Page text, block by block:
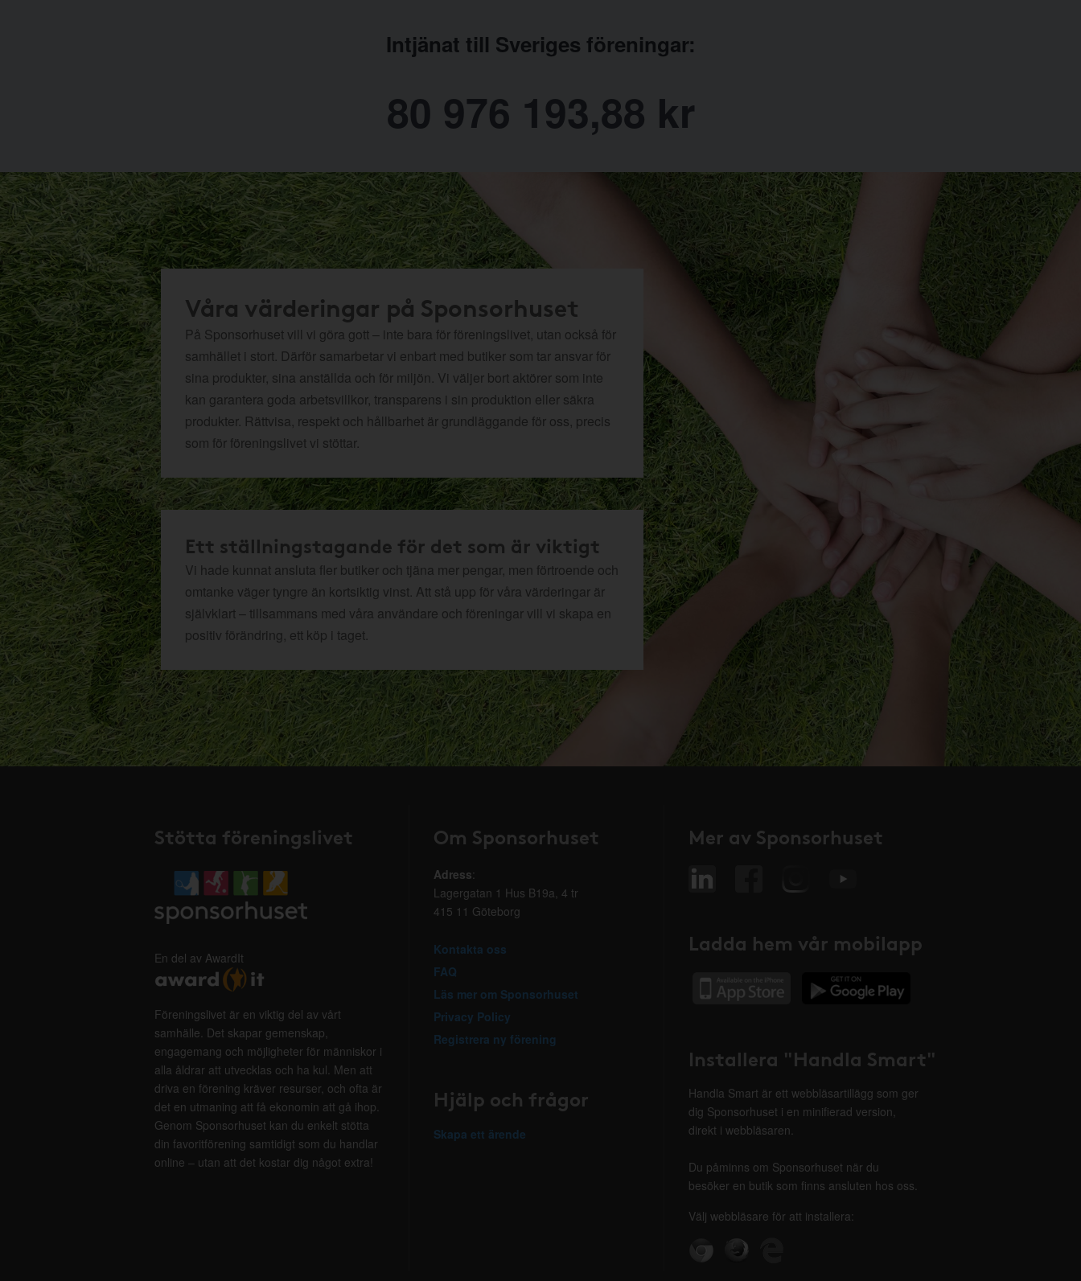
Intjänat till Sveriges föreningar:
80 976 193,88 kr
Våra värderingar på Sponsorhuset
På Sponsorhuset vill vi göra gott – inte bara för föreningslivet, utan också för
samhället i stort. Därför samarbetar vi enbart med butiker som tar ansvar för
sina produkter, sina anställda och för miljön. Vi väljer bort aktörer som inte
kan garantera goda arbetsvillkor, transparens i sin produktion eller säkra
produkter. Rättvisa, respekt och hållbarhet är grundläggande för oss, precis
som för föreningslivet vi stöttar.
Ett ställningstagande för det som är viktigt
Vi hade kunnat ansluta fler butiker och tjäna mer pengar, men förtroende och
omtanke väger tyngre än kortsiktig vinst. Att stå upp för våra värderingar är
självklart – tillsammans med våra användare och föreningar vill vi skapa en
positiv förändring, ett köp i taget.
Stötta föreningslivet
En del av AwardIt
Föreningslivet är en viktig del av vårt
samhälle. Det skapar gemenskap,
engagemang och möjligheter för människor i
alla åldrar att utvecklas och ha kul. Men att
driva en förening kräver resurser, och ofta är
det en utmaning att få ekonomin att gå ihop.
Genom Sponsorhuset kan du enkelt stötta
din favoritförening samtidigt som du handlar
online – utan att det kostar dig något extra!
Om Sponsorhuset
Adress:
Lagergatan 1 Hus B19a, 4 tr
415 11 Göteborg
Kontakta oss
FAQ
Läs mer om Sponsorhuset
Privacy Policy
Registrera ny förening
Hjälp och frågor
Skapa ett ärende
Mer av Sponsorhuset
Ladda hem vår mobilapp
Installera "Handla Smart"
Handla Smart är ett webbläsartillägg som ger
dig Sponsorhuset i en minifierad version,
direkt i webbläsaren.
Du påminns om Sponsorhuset när du
besöker en butik som finns ansluten hos oss.
Välj webbläsare för att installera: